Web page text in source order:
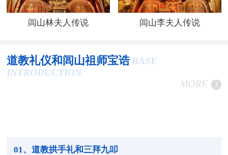
闾山林夫人传说 闾山李夫人传说
道教礼仪和闾山祖师宝诰 BASE
INTRODUCTION
MORE
01 、道教拱手礼和三拜九叩